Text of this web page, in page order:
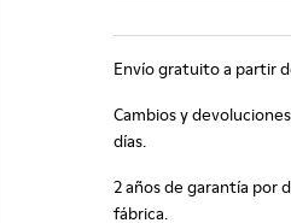
Envío gratuito a partir
Cambios y
días.
2 años de garantía por
fábrica.